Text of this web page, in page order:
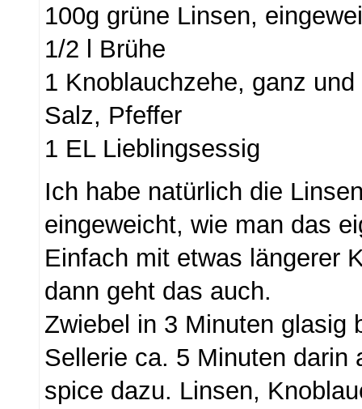
100g grüne Linsen,
1/2 l Brühe
1 Knoblauchzehe, ganz
Salz, Pfeffer
1 EL Lieblingsessig
Ich habe natürlich die
eingeweicht, wie man das
Einfach mit etwas längerer
dann geht das auch.
Zwiebel in 3 Minuten glasig
Sellerie ca. 5 Minuten darin
spice dazu. Linsen,